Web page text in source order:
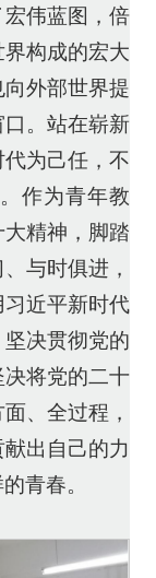
伟蓝图，倍
构成的宏大
外部世界提
。站在崭新
为己任，不
作为青年教
精神，脚踏
与时俱进，
近平新时代
决贯彻党的
将党的二十
、全过程，
出自己的力
青春。